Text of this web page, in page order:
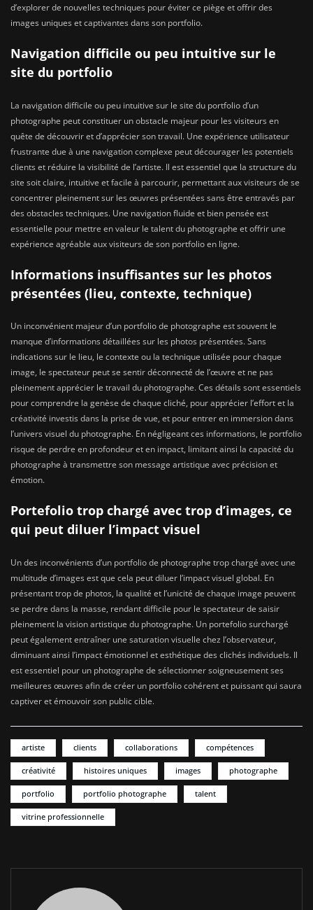
d’explorer de nouvelles techniques pour éviter ce piège et offrir des
images uniques et captivantes dans son portfolio.
Navigation difficile ou peu intuitive sur le
site du portfolio
La navigation difficile ou peu intuitive sur le site du portfolio d’un
photographe peut constituer un obstacle majeur pour les visiteurs en
quête de découvrir et d’apprécier son travail. Une expérience utilisateur
frustrante due à une navigation complexe peut décourager les potentiels
clients et réduire la visibilité de l’artiste. Il est essentiel que la structure du
site soit claire, intuitive et facile à parcourir, permettant aux visiteurs de se
concentrer pleinement sur les œuvres présentées sans être entravés par
des obstacles techniques. Une navigation fluide et bien pensée est
essentielle pour mettre en valeur le talent du photographe et offrir une
expérience agréable aux visiteurs de son portfolio en ligne.
Informations insuffisantes sur les photos
présentées (lieu, contexte, technique)
Un inconvénient majeur d’un portfolio de photographe est souvent le
manque d’informations détaillées sur les photos présentées. Sans
indications sur le lieu, le contexte ou la technique utilisée pour chaque
image, le spectateur peut se sentir déconnecté de l’œuvre et ne pas
pleinement apprécier le travail du photographe. Ces détails sont essentiels
pour comprendre la genèse de chaque cliché, pour apprécier l’effort et la
créativité investis dans la prise de vue, et pour entrer en immersion dans
l’univers visuel du photographe. En négligeant ces informations, le portfolio
risque de perdre en profondeur et en impact, limitant ainsi la capacité du
photographe à transmettre son message artistique avec précision et
émotion.
Portefolio trop chargé avec trop d’images, ce
qui peut diluer l’impact visuel
Un des inconvénients d’un portfolio de photographe trop chargé avec une
multitude d’images est que cela peut diluer l’impact visuel global. En
présentant trop de photos, la qualité et l’unicité de chaque image peuvent
se perdre dans la masse, rendant difficile pour le spectateur de saisir
pleinement la vision artistique du photographe. Un portefolio surchargé
peut également entraîner une saturation visuelle chez l’observateur,
diminuant ainsi l’impact émotionnel et esthétique des clichés individuels. Il
est essentiel pour un photographe de sélectionner soigneusement ses
meilleures œuvres afin de créer un portfolio cohérent et puissant qui saura
captiver et émouvoir son public cible.
artiste clients collaborations compétences
créativité histoires uniques images photographe
portfolio portfolio photographe talent
vitrine professionnelle